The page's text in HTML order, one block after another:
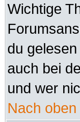
Wichtige
du
auch bei
und wer
Nach oben